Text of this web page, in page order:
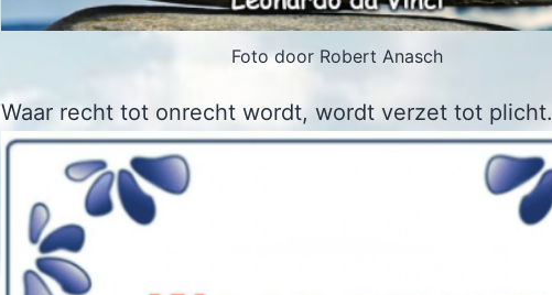
Foto door Robert Anasch
Waar recht tot onrecht wordt, wordt verzet tot plicht.